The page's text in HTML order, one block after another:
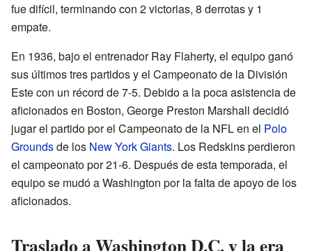
fue difícil, terminando con 2 victorias, 8 derrotas y 1
empate.
En 1936, bajo el entrenador Ray Flaherty, el equipo ganó
sus últimos tres partidos y el Campeonato de la División
Este con un récord de 7-5. Debido a la poca asistencia de
aficionados en Boston, George Preston Marshall decidió
jugar el partido por el Campeonato de la NFL en el Polo
Groundsde los New York Giants. Los Redskins perdieron
el campeonato por 21-6. Después de esta temporada, el
equipo se mudó a Washington por la falta de apoyo de los
aficionados.
Traslado a Washington D.C. y la era